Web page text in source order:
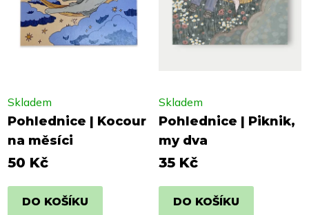
Pohlednice | Kocour
na měsíci
Skladem
50 Kč
DO KOŠÍKU
Pohlednice | Piknik,
my dva
Skladem
35 Kč
DO KOŠÍKU